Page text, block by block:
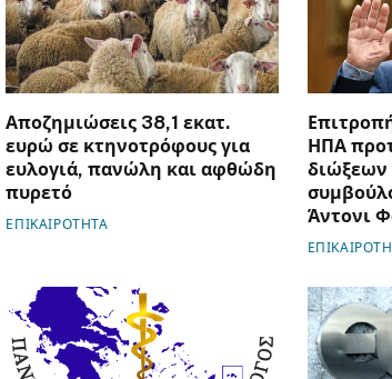
Αποζημιώσεις 38,1 εκατ.
ευρώ σε κτηνοτρόφους για
ευλογιά, πανώλη και αφθώδη
πυρετό
ΕΠΙΚΑΙΡΟΤΗΤΑ
ΗΠΑ
διώξεων
Άντονι